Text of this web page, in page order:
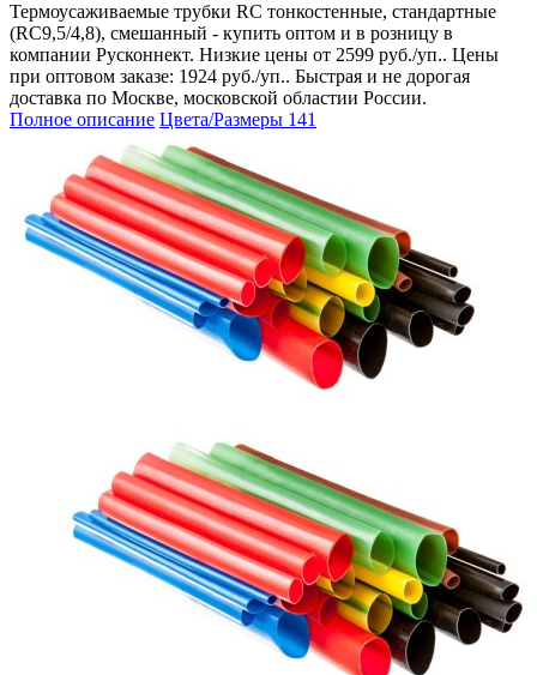
Термоусаживаемые трубки RC тонкостенные, стандартные
(RC9,5/4,8), смешанный - купить оптом и в розницу в
компании Русконнект. Низкие цены от 2599 руб./уп.. Цены
при оптовом заказе: 1924 руб./уп.. Быстрая и не дорогая
доставка по Москве, московской областии России.
Полное описание Цвета/Размеры 141